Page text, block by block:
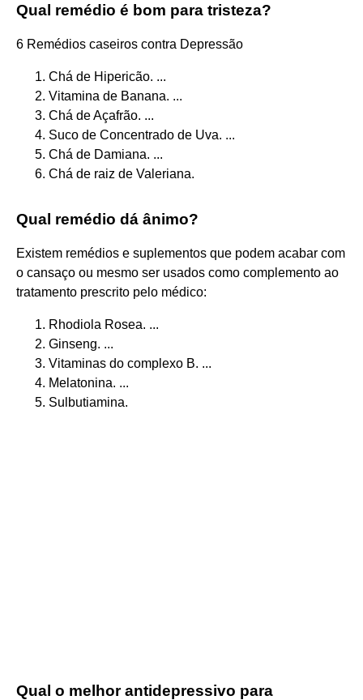
Qual remédio é bom para tristeza?
6 Remédios caseiros contra Depressão
Chá de Hipericão. ...
Vitamina de Banana. ...
Chá de Açafrão. ...
Suco de Concentrado de Uva. ...
Chá de Damiana. ...
Chá de raiz de Valeriana.
Qual remédio dá ânimo?
Existem remédios e suplementos que podem acabar com
o cansaço ou mesmo ser usados como complemento ao
tratamento prescrito pelo médico:
Rhodiola Rosea. ...
Ginseng. ...
Vitaminas do complexo B. ...
Melatonina. ...
Sulbutiamina.
Qual o melhor antidepressivo para